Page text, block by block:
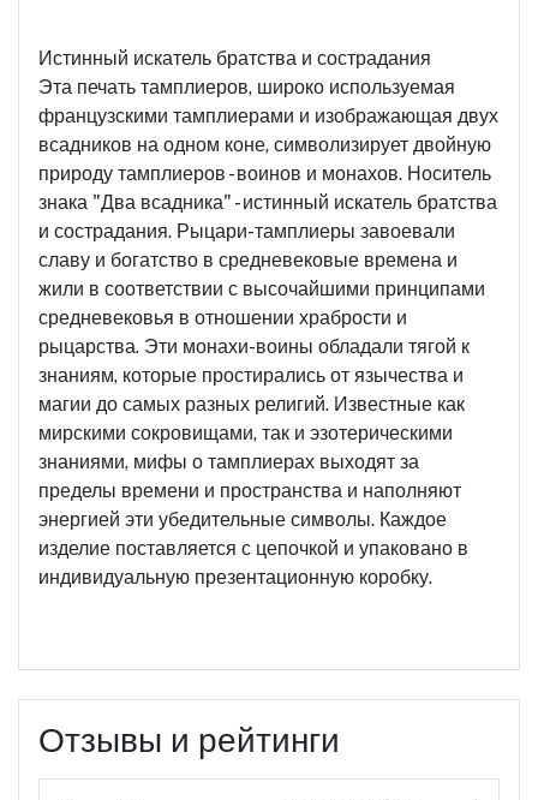
Истинный искатель братства и сострадания
Эта печать тамплиеров, широко используемая
французскими тамплиерами и изображающая двух
всадников на одном коне, символизирует двойную
природу тамплиеров - воинов и монахов. Носитель
знака "Два всадника" - истинный искатель братства
и сострадания. Рыцари-тамплиеры завоевали
славу и богатство в средневековые времена и
жили в соответствии с высочайшими принципами
средневековья в отношении храбрости и
рыцарства. Эти монахи-воины обладали тягой к
знаниям, которые простирались от язычества и
магии до самых разных религий. Известные как
мирскими сокровищами, так и эзотерическими
знаниями, мифы о тамплиерах выходят за
пределы времени и пространства и наполняют
энергией эти убедительные символы. Каждое
изделие поставляется с цепочкой и упаковано в
индивидуальную презентационную коробку.
Отзывы и рейтинги